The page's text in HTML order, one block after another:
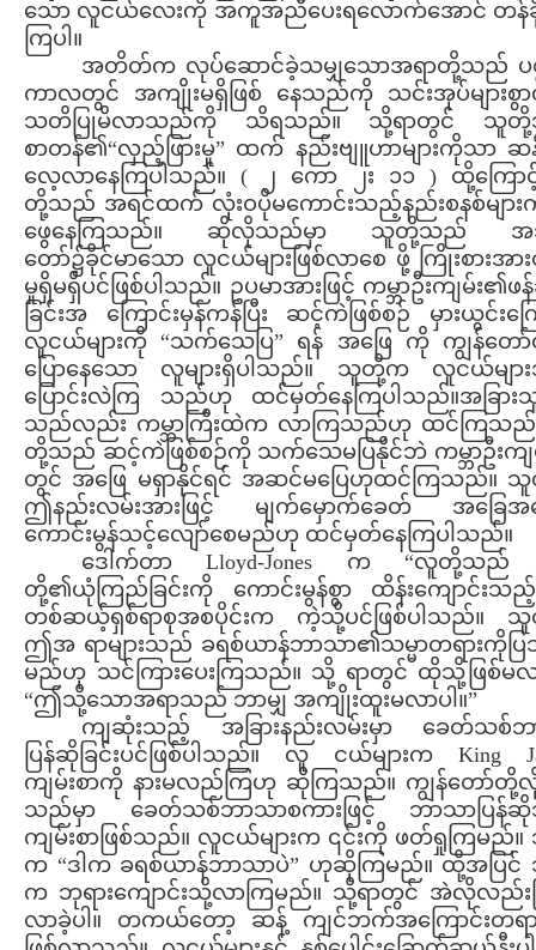
သော လူငယ်လေးကို အကူအညီပေးရလောက်အောင် တန်ခို
ကြပါ။
အတိတ်က လုပ်ဆောင်ခဲ့သမျှသောအရာတို့သည် ပစ္
ကာလတွင် အကျိုးမရှိဖြစ် နေသည်ကို သင်းအုပ်များစွ
သတိပြုမိလာသည်ကို သိရသည်။ သို့ရာတွင် သူ
စာတန်၏“လှည့်ဖြားမှု” ထက် နည်းဗျူဟာများကိုသာ ဆ
လေ့လာနေကြပါသည်။ ( ၂ ကော ၂း ၁၁ ) ထို့ကြေ
တို့သည် အရင်ထက် လုံးဝပိုမကောင်းသည့်နည်းစနစ်များ
ဖွေနေကြသည်။ ဆိုလိုသည်မှာ သူတို့သည် အ
တော်၌ခိုင်မာသော လူငယ်များဖြစ်လာစေ ဖို့ ကြိုးစားအ
မှုရှိမရှိပင်ဖြစ်ပါသည်။ ဥပမာအားဖြင့် ကမ္ဘာဦးကျမ်း၏ဖ
ခြင်းအ ကြောင်းမှန်ကန်ပြီး ဆင့်ကဲဖြစ်စဉ် မှားယွင်းကြ
လူငယ်များကို “သက်သေပြ” ရန် အဖြေ ကို ကျွန်တေ
ပြောနေသော လူများရှိပါသည်။ သူတို့က လူငယ်မျာ
ပြောင်းလဲကြ သည်ဟု ထင်မှတ်နေကြပါသည်။အခြားသူ
သည်လည်း ကမ္ဘာကြီးထဲက လာကြသည်ဟု ထင်ကြသ
တို့သည် ဆင့်ကဲဖြစ်စဉ်ကို သက်သေမပြနိုင်ဘဲ ကမ္ဘာဦးကျ
တွင် အဖြေ မရှာနိုင်ရင် အဆင်မပြေဟုထင်ကြသည်။
ဤနည်းလမ်းအားဖြင့် မျက်မှောက်ခေတ် အခြေအ
ကောင်းမွန်သင့်လျော်စေမည်ဟု ထင်မှတ်နေကြပါသည်။
ဒေါက်တာ Lloyd-Jones က “လူတို့သည်
တို့၏ယုံကြည်ခြင်းကို ကောင်းမွန်စွာ ထိန်းကျောင်းသ
တစ်ဆယ့်ရှစ်ရာစုအစပိုင်းက ကဲ့သို့ပင်ဖြစ်ပါသည်။
ဤအ ရာများသည် ခရစ်ယာန်ဘာသာ၏သမ္မာတရားကိုပ
မည်ဟု သင်ကြားပေးကြသည်။ သို့ ရာတွင် ထိုသို့ဖြစ်မလ
“ဤသို့သောအရာသည် ဘာမျှ အကျိုးထူးမလာပါ။”
ကျဆုံးသည့် အခြားနည်းလမ်းမှာ ခေတ်သစ်ဘ
ပြန်ဆိုခြင်းပင်ဖြစ်ပါသည်။ လူ ငယ်များက King
ကျမ်းစာကို နားမလည်ကြဟု ဆိုကြသည်။ ကျွန်တော်တို့
သည်မှာ ခေတ်သစ်ဘာသာစကားဖြင့် ဘာသာပြန်
ကျမ်းစာဖြစ်သည်။ လူငယ်များက ၎င်းကို ဖတ်ရှုကြမည်
က “ဒါက ခရစ်ယာန်ဘာသာပဲ” ဟုဆိုကြမည်။ ထို့အပြ
က ဘုရားကျောင်းသို့လာကြမည်။ သို့ရာတွင် အဲလိုလည်းဖ
လာခဲ့ပါ။ တကယ်တော့ ဆန့် ကျင်ဘက်အကြောင်းတရာ